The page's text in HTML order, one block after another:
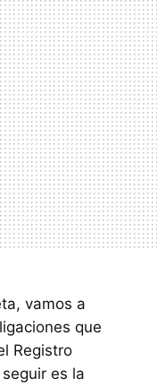
vamos a
que
Registro
es la